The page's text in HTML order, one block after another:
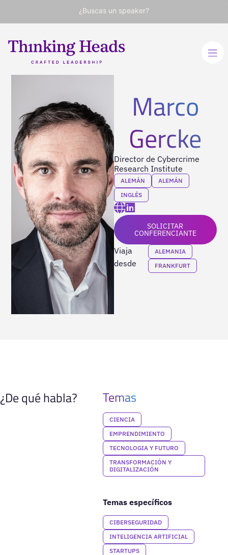
¿Buscas un speaker?
Marco
Gercke
Director de Cybercrime
Research Institute
ALEMÁN
ALEMÁN
INGLÉS
SOLICITAR
CONFERENCIANTE
Viaja
desde
ALEMANIA
FRANKFURT
¿De qué habla? Temas
CIENCIA
EMPRENDIMIENTO
TECNOLOGIA Y FUTURO
TRANSFORMACIÓN Y
DIGITALIZACIÓN
Temas específicos
CIBERSEGURIDAD
INTELIGENCIA ARTIFICIAL
STARTUPS